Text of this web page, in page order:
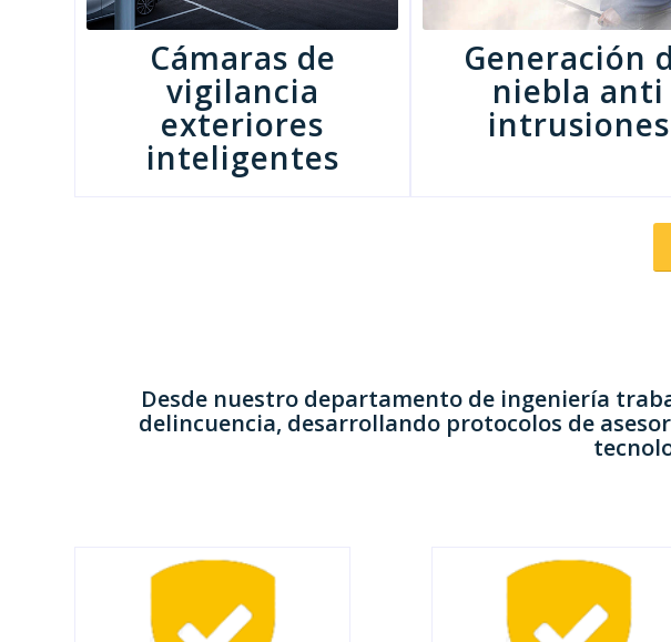
Cámaras de
vigilancia
exteriores
inteligentes
Generación
niebla anti
intrusiones
Desde nuestro departamento de ingeniería
delincuencia, desarrollando protocolos de